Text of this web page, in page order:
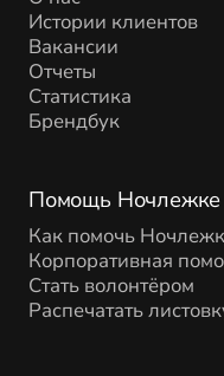
Истории клиентов
Вакансии
Отчеты
Статистика
Брендбук
Помощь Ночлежке
Как помочь
Корпоративная
Стать волонтёром
Распечатать